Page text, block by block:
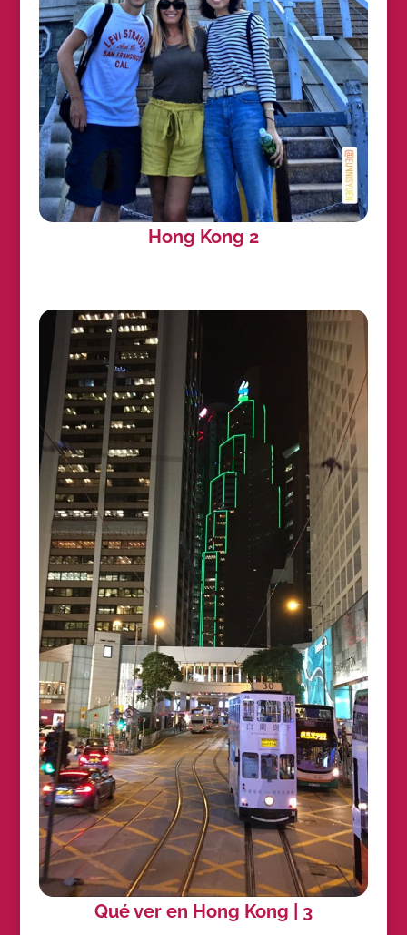
Hong Kong 2
Qué ver en Hong Kong | 3